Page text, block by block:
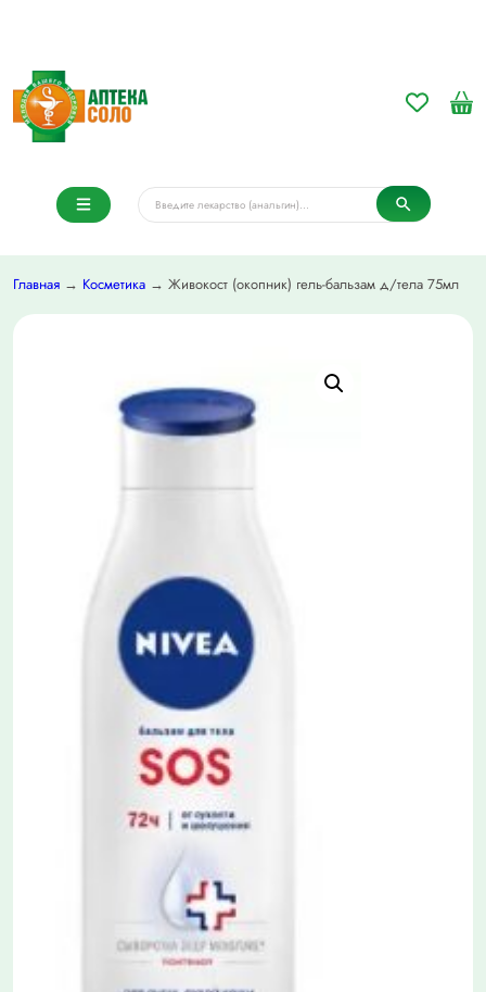
Главная → Косметика → Живокост (окопник) гель-бальзам д/тела 75мл